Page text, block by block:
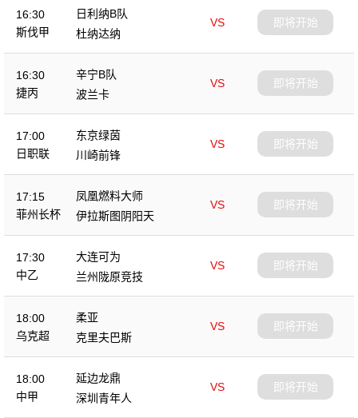
16:30
斯伐甲
日利纳B队
VS
杜纳达纳
即将开始
16:30
捷丙
辛宁B队
VS
波兰卡
即将开始
17:00
日职联
东京绿茵
VS
川崎前锋
即将开始
17:15
菲州长杯
凤凰燃料大师
VS
伊拉斯图阴阳天
即将开始
17:30
中乙
大连可为
VS
兰州陇原竞技
即将开始
18:00
乌克超
柔亚
VS
克里夫巴斯
即将开始
18:00
中甲
延边龙鼎
VS
深圳青年人
即将开始